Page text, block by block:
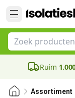
Ruim
Assortiment